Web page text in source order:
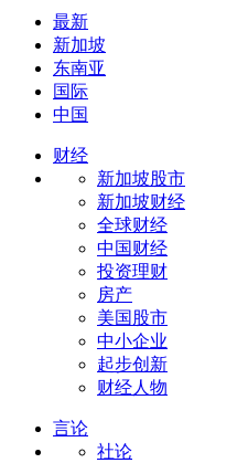
最新
新加坡
东南亚
国际
中国
财经
新加坡股市
新加坡财经
全球财经
中国财经
投资理财
房产
美国股市
中小企业
起步创新
财经人物
言论
社论